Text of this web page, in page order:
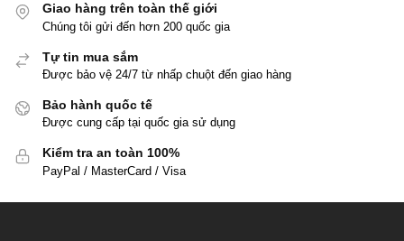
Giao hàng trên toàn thế giới
Chúng tôi gửi đến hơn 200 quốc gia
Tự tin mua sắm
Được bảo vệ 24/7 từ nhấp chuột đến giao hàng
Bảo hành quốc tế
Được cung cấp tại quốc gia sử dụng
Kiểm tra an toàn 100%
PayPal / MasterCard / Visa